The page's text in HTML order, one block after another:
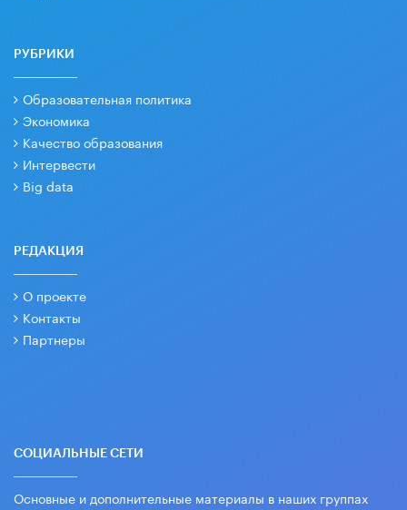
РУБРИКИ
Образовательная политика
Экономика
Качество образования
Интервести
Big data
РЕДАКЦИЯ
О проекте
Контакты
Партнеры
СОЦИАЛЬНЫЕ СЕТИ
Основные и дополнительные материалы в наших группах